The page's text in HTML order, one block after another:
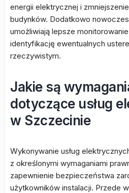
energii elektrycznej i
budynków. Dodatkowo
umożliwiają lepsze
identyfikację ewentualnych
rzeczywistym.
Jakie są
dotyczące usług
w Szczecinie
Wykonywanie usług
z określonymi wymaganiami
zapewnienie bezpieczeństwa
użytkowników instalacji. Przede